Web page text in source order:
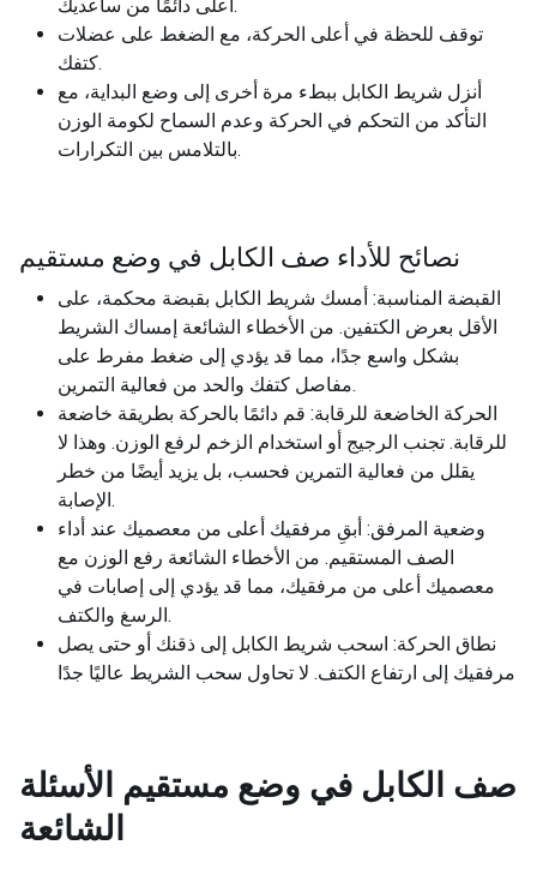
أعلى دائمًا من ساعديك.
توقف للحظة في أعلى الحركة، مع الضغط على عضلات
كتفك.
أنزل شريط الكابل ببطء مرة أخرى إلى وضع البداية، مع
التأكد من التحكم في الحركة وعدم السماح لكومة الوزن
بالتلامس بين التكرارات.
نصائح للأداء صف الكابل في وضع مستقيم
القبضة المناسبة: أمسك شريط الكابل بقبضة محكمة، على
الأقل بعرض الكتفين. من الأخطاء الشائعة إمساك الشريط
بشكل واسع جدًا، مما قد يؤدي إلى ضغط مفرط على
مفاصل كتفك والحد من فعالية التمرين.
الحركة الخاضعة للرقابة: قم دائمًا بالحركة بطريقة خاضعة
للرقابة. تجنب الرجيج أو استخدام الزخم لرفع الوزن. وهذا لا
يقلل من فعالية التمرين فحسب، بل يزيد أيضًا من خطر
الإصابة.
وضعية المرفق: أبقِ مرفقيك أعلى من معصميك عند أداء
الصف المستقيم. من الأخطاء الشائعة رفع الوزن مع
معصميك أعلى من مرفقيك، مما قد يؤدي إلى إصابات في
الرسغ والكتف.
نطاق الحركة: اسحب شريط الكابل إلى ذقنك أو حتى يصل
مرفقيك إلى ارتفاع الكتف. لا تحاول سحب الشريط عاليًا جدًا
صف الكابل في وضع مستقيم الأسئلة
الشائعة